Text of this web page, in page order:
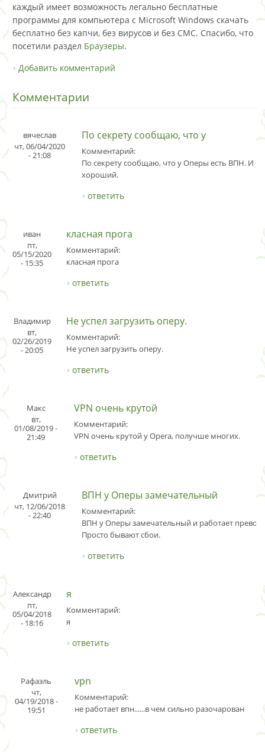
каждый имеет возможность легально бесплатные
программы для компьютера с Microsoft Windows скачать
бесплатно без капчи, без вирусов и без СМС. Спасибо, что
посетили раздел Браузеры.
Добавить комментарий
Комментарии
вячеслав
чт, 06/04/2020
- 21:08
По секрету сообщаю, что у
Комментарий:
По секрету сообщаю, что у Оперы есть ВПН. И
хороший.
ответить
иван
пт,
05/15/2020
- 15:35
класная прога
Комментарий:
класная прога
ответить
Владимир
вт,
02/26/2019
- 20:05
Не успел загрузить оперу.
Комментарий:
Не успел загрузить оперу.
ответить
Макс
вт,
01/08/2019 -
21:49
VPN очень крутой
Комментарий:
VPN очень крутой у Opera, получше многих.
ответить
Дмитрий
чт, 12/06/2018
- 22:40
ВПН у Оперы замечательный
Комментарий:
ВПН у Оперы замечательный и работает
Просто бывают сбои.
ответить
Александр
пт,
05/04/2018
- 18:16
я
Комментарий:
я
ответить
Рафаэль
чт,
04/19/2018 -
19:51
vpn
Комментарий:
не работает впн......в чем сильно разочарован
ответить